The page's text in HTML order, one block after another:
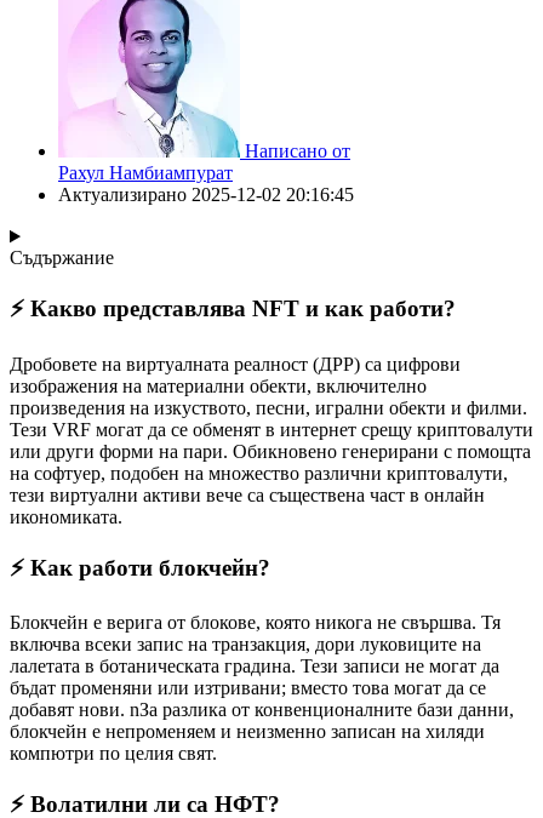
Написано от
Рахул Намбиампурат
Актуализирано 2025-12-02 20:16:45
Съдържание
⚡️ Какво представлява NFT и как работи?
Дробовете на виртуалната реалност (ДРР) са цифрови
изображения на материални обекти, включително
произведения на изкуството, песни, игрални обекти и филми.
Тези VRF могат да се обменят в интернет срещу криптовалути
или други форми на пари. Обикновено генерирани с помощта
на софтуер, подобен на множество различни криптовалути,
тези виртуални активи вече са съществена част в онлайн
икономиката.
⚡️ Как работи блокчейн?
Блокчейн е верига от блокове, която никога не свършва. Тя
включва всеки запис на транзакция, дори луковиците на
лалетата в ботаническата градина. Тези записи не могат да
бъдат променяни или изтривани; вместо това могат да се
добавят нови. nЗа разлика от конвенционалните бази данни,
блокчейн е непроменяем и неизменно записан на хиляди
компютри по целия свят.
⚡️ Волатилни ли са НФТ?